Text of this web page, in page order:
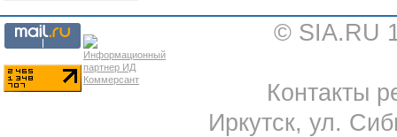
© SIA.RU
Контакты
Иркутск, ул.